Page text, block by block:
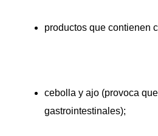
productos que contienen
cebolla y ajo (provoca
gastrointestinales);